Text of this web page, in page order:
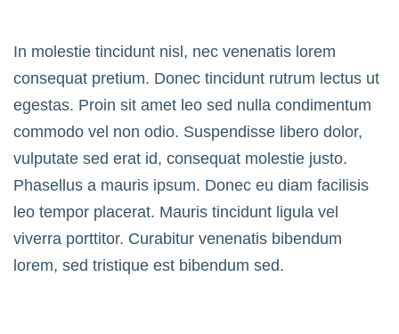
In molestie tincidunt nisl, nec venenatis lorem
consequat pretium. Donec tincidunt rutrum lectus ut
egestas. Proin sit amet leo sed nulla condimentum
commodo vel non odio. Suspendisse libero dolor,
vulputate sed erat id, consequat molestie justo.
Phasellus a mauris ipsum. Donec eu diam facilisis
leo tempor placerat. Mauris tincidunt ligula vel
viverra porttitor. Curabitur venenatis bibendum
lorem, sed tristique est bibendum sed.